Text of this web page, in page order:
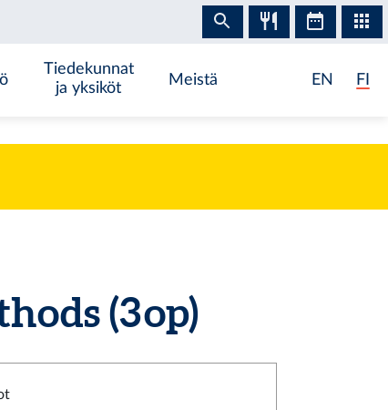
Tiedekunnat
ja yksiköt
Meistä EN FI
(3 op)